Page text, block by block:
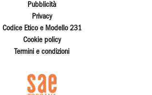
Pubblicità
Privacy
Codice Etico e Modello 231
Cookie policy
Termini e condizioni